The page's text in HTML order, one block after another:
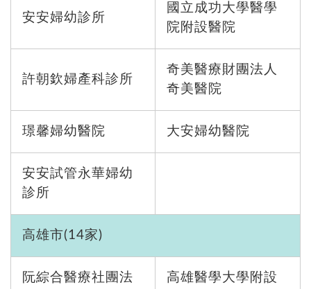
安安婦幼診所
國立成功大學醫學
院附設醫院
許朝欽婦產科診所
奇美醫療財團法人
奇美醫院
璟馨婦幼醫院 大安婦幼醫院
安安試管永華婦幼
診所
高雄市(14家)
阮綜合醫療社團法
高雄醫學大學附設